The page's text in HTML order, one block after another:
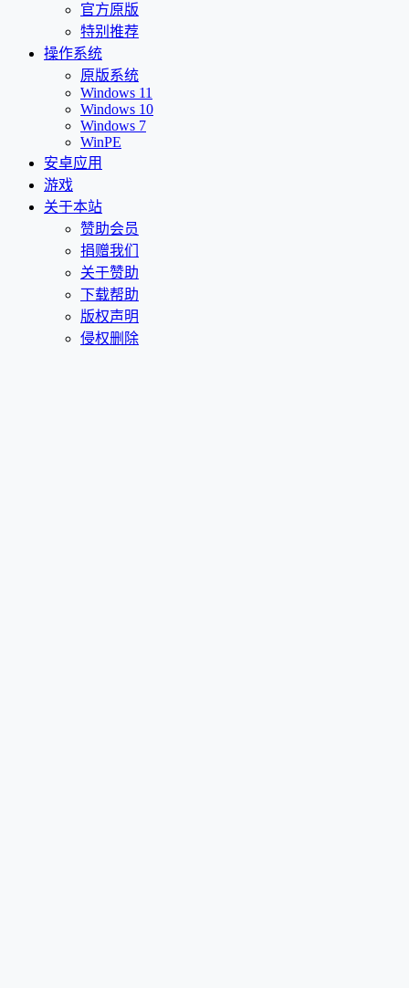
官方原版
特别推荐
操作系统
原版系统
Windows 11
Windows 10
Windows 7
WinPE
安卓应用
游戏
关于本站
赞助会员
捐赠我们
关于赞助
下载帮助
版权声明
侵权删除